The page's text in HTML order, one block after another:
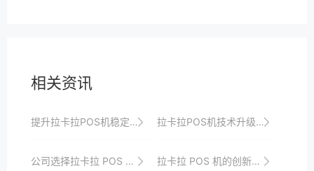
相关资讯
提升拉卡拉POS机稳定性的软件升级 拉卡拉POS机技术升级，引领支付新潮流
公司选择拉卡拉 POS 机的战略决策因素 拉卡拉 POS 机的创新服务模式与用户价值创造